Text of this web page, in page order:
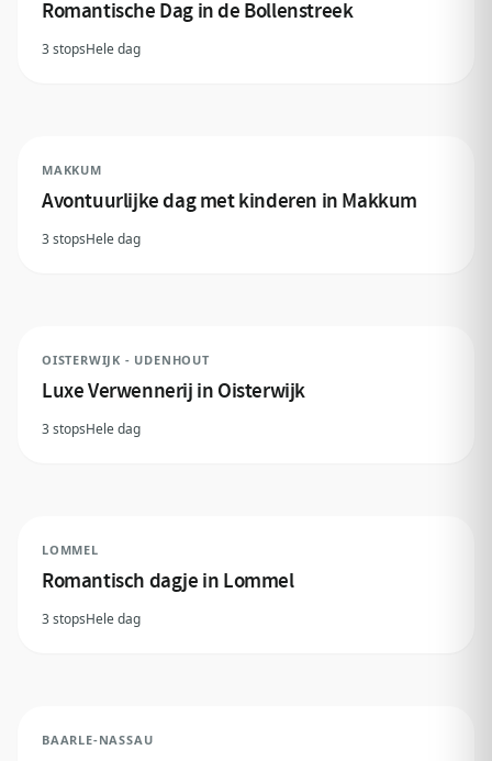
Romantische Dag in de Bollenstreek
3 stopsHele dag
MAKKUM
Avontuurlijke dag met kinderen in Makkum
3 stopsHele dag
OISTERWIJK - UDENHOUT
Luxe Verwennerij in Oisterwijk
3 stopsHele dag
LOMMEL
Romantisch dagje in Lommel
3 stopsHele dag
BAARLE-NASSAU